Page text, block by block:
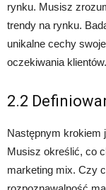
rynku. Musisz
trendy na rynku.
unikalne cechy
oczekiwania klientów.
2.2
Następnym krokiem
Musisz określić, co
marketing mix. Czy